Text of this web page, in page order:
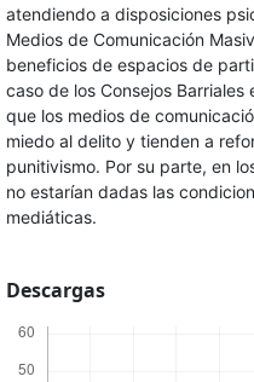
atendiendo a disposiciones
Medios de Comunicación
beneficios de espacios de
caso de los Consejos
que los medios de
miedo al delito y tienden a
punitivismo. Por su parte, en
no estarían dadas las
mediáticas.
Descargas